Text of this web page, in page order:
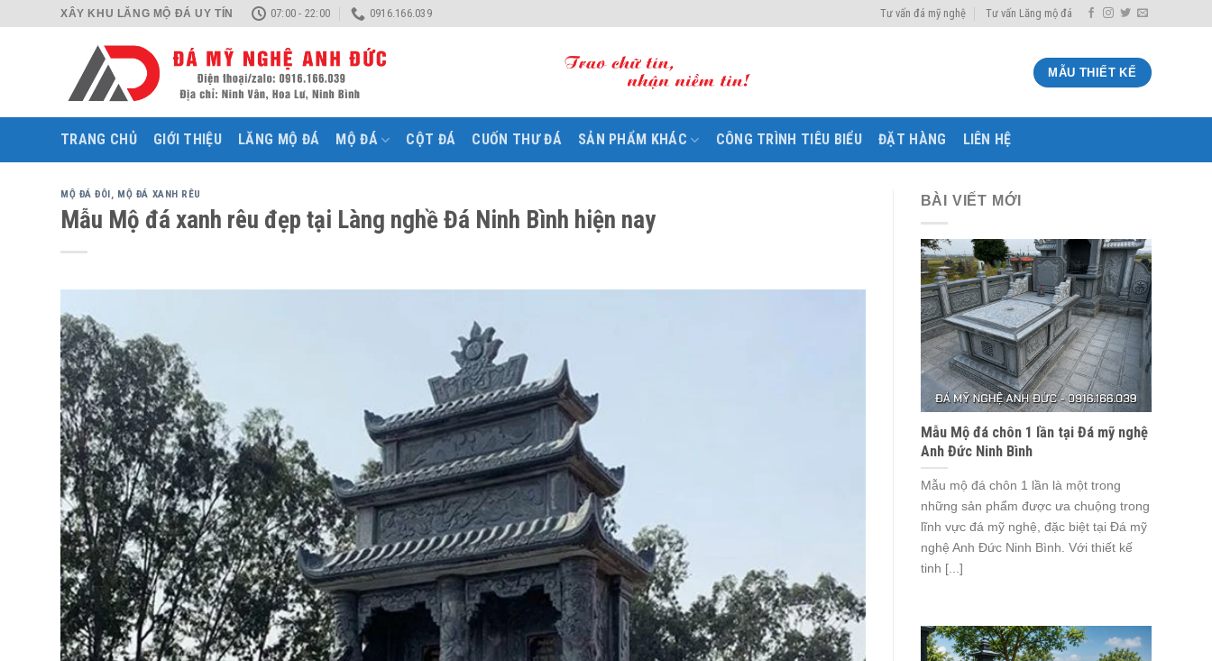
XÂY KHU LĂNG MỘ ĐÁ UY TÍN 07:00 - 22:00 0916.166.039 Tư vấn đá mỹ nghệ Tư vấn Lăng mộ đá
MẪU THIẾT KẾ
TRANG CHỦ GIỚI THIỆU LĂNG MỘ ĐÁ MỘ ĐÁ CỘT ĐÁ CUỐN THƯ ĐÁ SẢN PHẨM KHÁC CÔNG TRÌNH TIÊU BIỂU ĐẶT HÀNG LIÊN HỆ
MỘ ĐÁ ĐÔI, MỘ ĐÁ XANH RÊU
Mẫu Mộ đá xanh rêu đẹp tại Làng nghề Đá Ninh Bình hiện nay
BÀI VIẾT MỚI
Mẫu Mộ đá chôn 1 lần tại Đá mỹ nghệ
Anh Đức Ninh Bình
Mẫu mộ đá chôn 1 lần là một trong
những sản phẩm được ưa chuộng trong
lĩnh vực đá mỹ nghệ, đặc biệt tại Đá mỹ
nghệ Anh Đức Ninh Bình. Với thiết kế
tinh [...]